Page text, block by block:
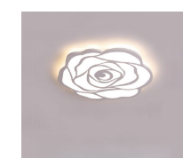
verdrahtet - 110V-120V